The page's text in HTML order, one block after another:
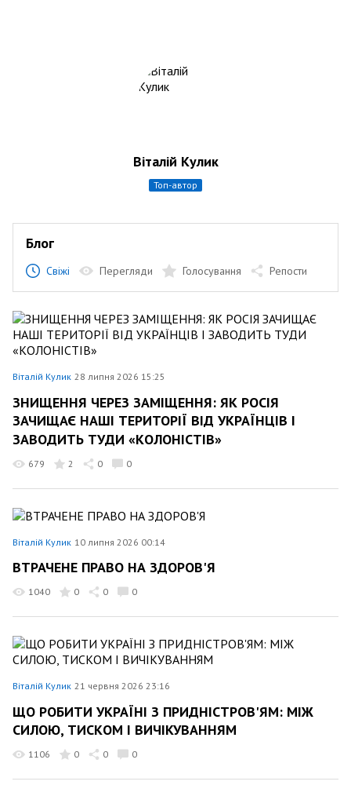
Віталій Кулик
топ-автор
Блог
Свіжі Перегляди Голосування Репости
Віталій Кулик 28 липня 2026 15:25
ЗНИЩЕННЯ ЧЕРЕЗ ЗАМІЩЕННЯ: ЯК РОСІЯ
ЗАЧИЩАЄ НАШІ ТЕРИТОРІЇ ВІД УКРАЇНЦІВ І
ЗАВОДИТЬ ТУДИ «КОЛОНІСТІВ»
679 2 0 0
Віталій Кулик 10 липня 2026 00:14
ВТРАЧЕНЕ ПРАВО НА ЗДОРОВ'Я
1040 0 0 0
Віталій Кулик 21 червня 2026 23:16
ЩО РОБИТИ УКРАЇНІ З ПРИДНІСТРОВ'ЯМ: МІЖ
СИЛОЮ, ТИСКОМ І ВИЧІКУВАННЯМ
1106 0 0 0